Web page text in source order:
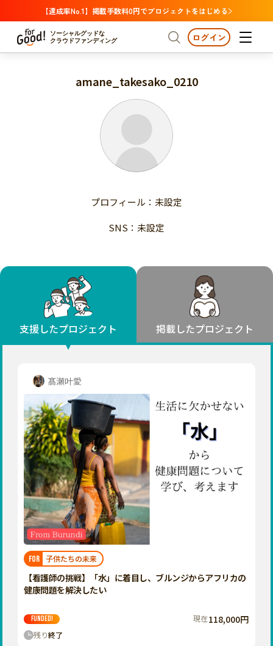
【達成率No.1】掲載手数料0円でプロジェクトをはじめる
ソーシャルグッドな
クラウドファンディング
プロジェクトからさがす 注目
支援金額が多い
支援人数が多い
終了日が近い
国際協力
子ども・教育
フード・農業
文化
環境・エシカル
人権・マイノリティ
社会貢献
地域からさがす 北海道・東北
北海道
宮城
福島
関東
千葉
神奈川
支援金額が多い
終了日が近い
カテゴリーからさがす
医療・福祉
子ども・教育
人権・マイノリティ
北海道 青森 岩手 宮城
秋田
福島
茨城 栃木 群馬
千葉
東京
神奈川
新潟 富山
長野
岐阜 静岡 愛知
近畿
三重 滋賀 京都 大阪
奈良
和歌山
中国
鳥取 島根 岡山 広島 山口
四国
徳島 香川 愛媛 高知
九州・沖縄
福岡 佐賀 長崎
宮崎
鹿児島
ログイン
amane_takesako_0210
プロフィール：未設定
SNS：未設定
支援したプロジェクト 掲載したプロジェクト
髙瀬叶愛
FOR 子供たちの未来
【看護師の挑戦】「水」に着目し、ブルンジからアフリカの
健康問題を解決したい
FUNDED! 現在118,000円
残り終了